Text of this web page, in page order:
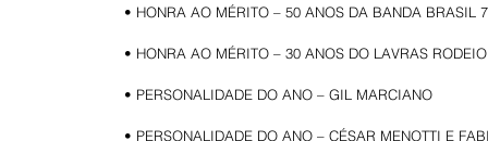
• HONRA AO MÉRITO – 50 ANOS DA BANDA BRASIL
• HONRA AO MÉRITO – 30 ANOS DO LAVRAS
• PERSONALIDADE DO ANO – GIL MARCIANO
• PERSONALIDADE DO ANO – CÉSAR MENOTTI E